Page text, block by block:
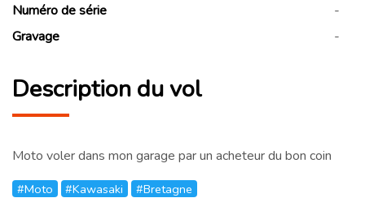
Numéro de série
-
Gravage
-
Description du vol
Moto voler dans mon garage par un acheteur du bon coin
#Moto #Kawasaki #Bretagne